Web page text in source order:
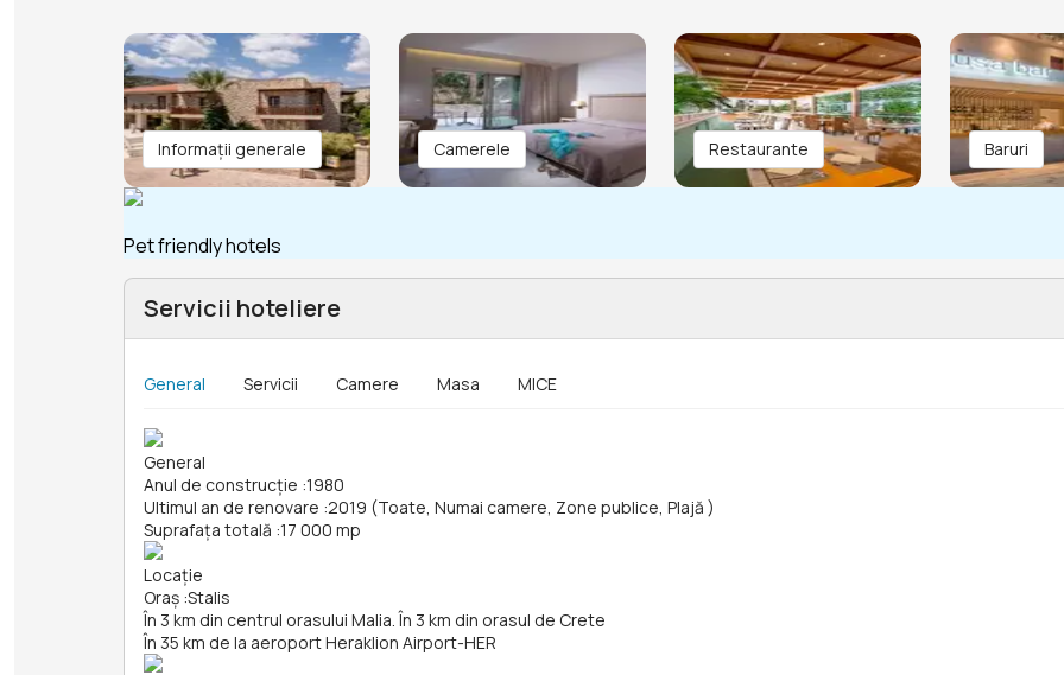
Informații generale Camerele Restaurante Baruri
Pet friendly hotels
Servicii hoteliere
General Servicii Camere Masa MICE
General
Anul de construcție :1980
Ultimul an de renovare :2019 (Toate, Numai camere, Zone publice, Plajă )
Suprafața totală :17 000 mp
Locație
Oraș :Stalis
În 3 km din centrul orasului Malia. În 3 km din orasul de Crete
În 35 km de la aeroport Heraklion Airport-HER